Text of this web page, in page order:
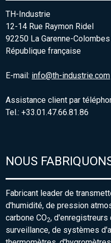
TH-Industrie
12-14 Rue Raymon Ridel
92250 La Garenne-Colombes
République française
E-mail: info@th-industrie.com
Assistance client par
Tel.: +33.01.47.66.81.86
NOUS
Fabricant leader de
d'humidité, de pression
carbone CO2,
surveillance, de systèmes